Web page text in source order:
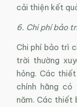
cải thiện kết
6. Chi phí bảo
Chi phí bảo trì
trời thường
hỏng. Các
chính hãng
năm. Các thiết